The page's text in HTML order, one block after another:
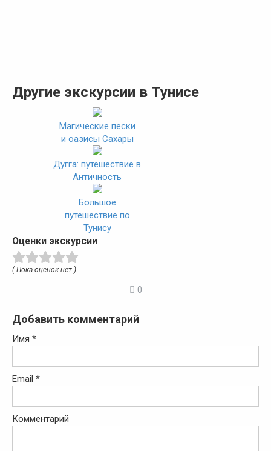
Другие экскурсии в Тунисе
Магические пески
и оазисы Сахары
Дугга: путешествие в
Античность
Большое
путешествие по
Тунису
Оценки экскурсии
( Пока оценок нет )
0
Добавить комментарий
Имя *
Email *
Комментарий